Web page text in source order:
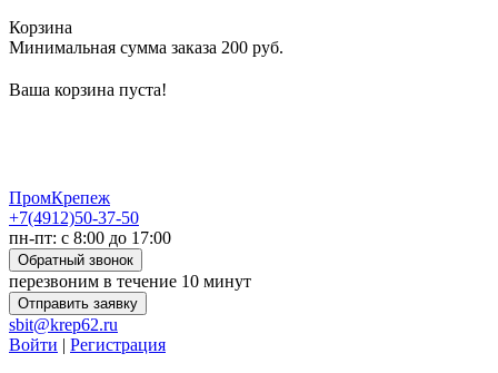
Корзина
Минимальная сумма заказа 200 руб.
Ваша корзина пуста!
ПромКрепеж
+7(4912)50-37-50
пн-пт: с 8:00 до 17:00
Обратный звонок
перезвоним в течение 10 минут
Отправить заявку
sbit@krep62.ru
Войти | Регистрация